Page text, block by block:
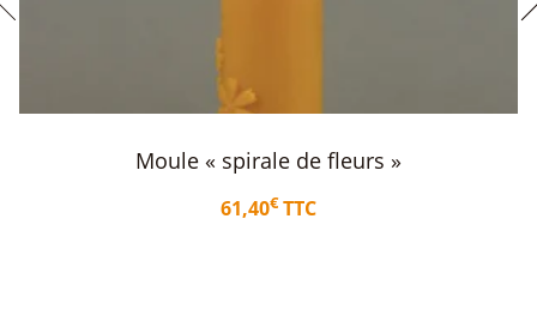
Moule « spirale de fleurs »
TTC